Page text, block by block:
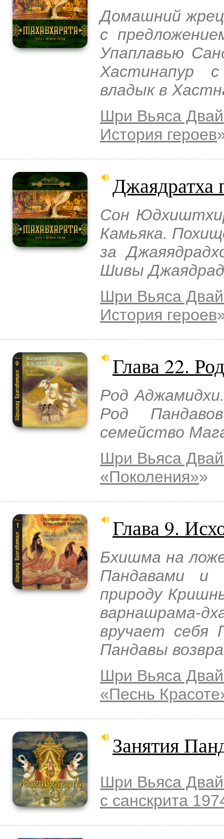
Домашний
с
Упаплавью
Хастинапур
владык в
Шри Вьяса
История героев
Джаядратха
Сон
Камьяка.
за
Шивы
Шри Вьяса
История героев
Глава 22.
Род
Род
семейство
Шри Вьяса
«Поколения»»
Глава 9.
Бхишма на
Пандавами и
природу
вручает себя
Пандавы
Шри Вьяса
«Песнь
Занятия
Шри Вьяса
с санскрита